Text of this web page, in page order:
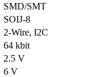
SMD/SMT
SOIJ-8
2-Wire, I2C
64 kbit
2.5 V
6 V